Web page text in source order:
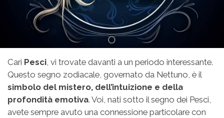
Cari Pesci, vi trovate davanti a un periodo interessante.
Questo segno zodiacale, governato da Nettuno, è il
simbolo del mistero, dell’intuizione e della
profondità emotiva. Voi, nati sotto il segno dei Pesci,
avete sempre avuto una connessione particolare con